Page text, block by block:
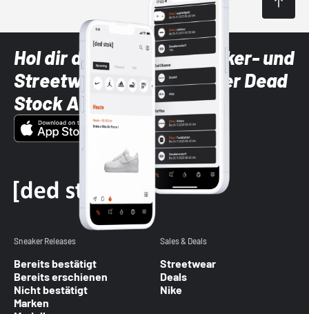
Hol dir die neuesten Sneaker- und
Streetwear-Brands mit der Dead
Stock App
Sneaker Releases
Bereits bestätigt
Bereits erschienen
Nicht bestätigt
Marken
Sales & Deals
Streetwear
Deals
Nike